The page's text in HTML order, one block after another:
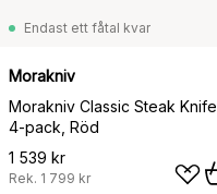
Endast ett fåtal kvar
Morakniv
Morakniv Classic Steak Knife
4-pack, Röd
1 539 kr
Rek. 1 799 kr